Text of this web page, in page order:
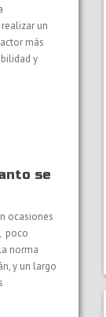
un
más
y
se
ocasiones
poco
norma
y un largo